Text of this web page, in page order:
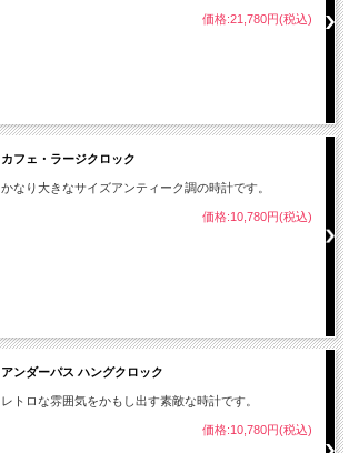
価格:21,780円(税込)
カフェ・ラージクロック
かなり大きなサイズアンティーク調の時計です。
価格:10,780円(税込)
アンダーパス ハングクロック
レトロな雰囲気をかもし出す素敵な時計です。
価格:10,780円(税込)